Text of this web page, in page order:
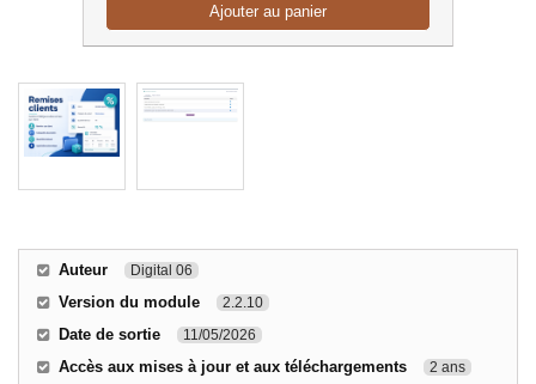
Ajouter au panier
Auteur Digital 06
Version du module 2.2.10
Date de sortie 11/05/2026
Accès aux mises à jour et aux téléchargements 2 ans